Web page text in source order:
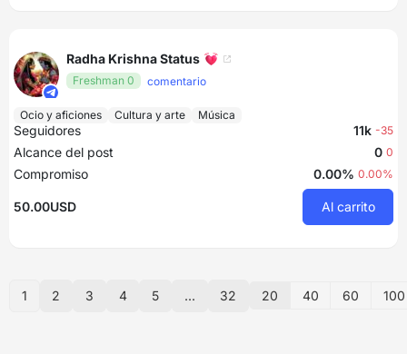
Radha Krishna Status 💓
Freshman 0 comentario
Ocio y aficiones Cultura y arte Música
Seguidores 11k -35
Alcance del post 0 0
Compromiso 0.00% 0.00%
50.00USD Al carrito
1 2 3 4 5 ... 32 20 40 60 100